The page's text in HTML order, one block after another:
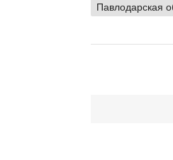
Павлодарская